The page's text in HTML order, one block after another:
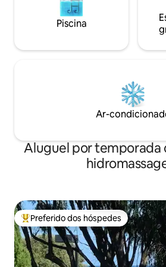
Piscina
Ar-
Aluguel por temporada
Entre os melhores preferidos dos
Preferido dos hóspedes